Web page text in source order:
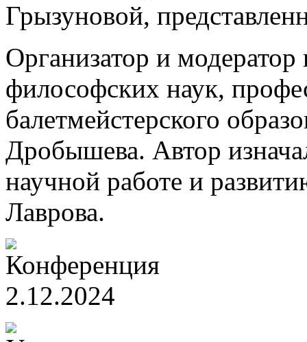
Грызуновой,
Организатор и
философских наук,
балетмейстерского
Дробышева. Автор
научной работе и
Лаврова.